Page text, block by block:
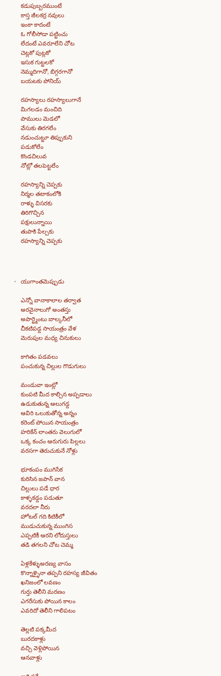
కడుపుబ్బరముంటే
కాస్త జీలకర్ర నవులు
ఇంకా కాదంటే
ఓ గోలీసోడా పట్టించు
లేదంటే ఎవరూలేని చోట
చెట్లకో పుట్లకో
ఇసుక గుట్టలకో
నెమ్మదిగానో, బిగ్గరగానో
బయటకు పోనియ్
రహస్యాలు రహస్యాలుగానే
మిగలడం మంచిది
పాములు మెడలో
వేసుకు తిరగలేం
నడుంచుట్టూ తిప్పుకుని
పడుకోలేం
కొండచిలువ
నోట్లో తలపెట్టలేం
రహస్యాన్ని చెప్పకు
నిర్మల తటాకంలోకి
రాళ్ళు విసరకు
తిరిగొచ్చిన
పక్షులున్నాయి
తుపాకి పేల్చకు
రహస్యాన్ని చెప్పకు
యుగాంతమెప్పుడు
ఎన్నో వానాకాలాల తర్వాత
అరవైనాలుగో అంతస్తు
అపార్ట్మెంటు బాల్కనీలో
చీకటిపడ్డ సాయంత్రం వేళ
మెరుపుల మధ్య చినుకులు
కాగితం పడవలు
పంచుకున్న చిల్లుల గొడుగులు
మండువా ఇంట్లో
కుంపటి మీద కాల్చిన అప్పడాలు
ఉడుకుతున్న ఆలుగడ్డ
ఆవిరి ఒలుకుతోన్న అన్నం
కరెంట్ పోయిన సాయంత్రం
హరికేన్ లాంతరు వెలుగులో
ఒక్క కంచం ఆరుగురు పిల్లలు
వరసగా తెరుచుకునే నోళ్లు
భూకంపం ముగిసేక
కురిసిన జపాన్ వాన
చిల్లులు పడే ధార
కాళ్ళకడ్డం పడుతూ
వరదలా నీరు
హోటల్ గది కిటికీలో
ముడుచుకున్న ముంగిస
ఎప్పటికీ ఆరని లోదుస్తులు
తడి తగలని చోట చెమ్మ
ఏళ్లకేళ్ళుఅరణ్య వాసం
కొన్నాళ్ళైనా తప్పని రహస్య జీవితం
ఖనిజంలో లవణం
గుర్తు తెలీని మరణం
ఎగరేసుకు పోయిన కాలం
ఎవరిదో తెలీని గాలిపటం
తెల్లటి పక్కమీద
బురదకాళ్లు
వచ్చి వెళ్లిపోయిన
ఆనవాళ్లు